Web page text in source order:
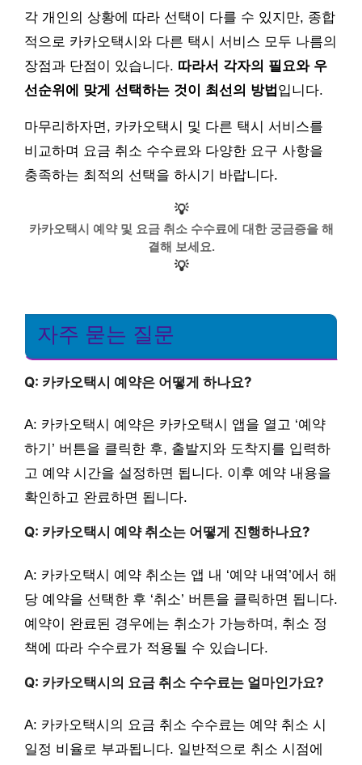
각 개인의 상황에 따라 선택이 다를 수 있지만, 종합
적으로 카카오택시와 다른 택시 서비스 모두 나름의
장점과 단점이 있습니다. 따라서 각자의 필요와 우
선순위에 맞게 선택하는 것이 최선의 방법 입니다.
마무리하자면, 카카오택시 및 다른 택시 서비스를
비교하며 요금 취소 수수료와 다양한 요구 사항을
충족하는 최적의 선택을 하시기 바랍니다.
💡
카카오택시 예약 및 요금 취소 수수료에 대한 궁금증을 해
결해 보세요.
💡
자주 묻는 질문
Q: 카카오택시 예약은 어떻게 하나요?
A: 카카오택시 예약은 카카오택시 앱을 열고 ‘예약
하기’ 버튼을 클릭한 후, 출발지와 도착지를 입력하
고 예약 시간을 설정하면 됩니다. 이후 예약 내용을
확인하고 완료하면 됩니다.
Q: 카카오택시 예약 취소는 어떻게 진행하나요?
A: 카카오택시 예약 취소는 앱 내 ‘예약 내역’에서 해
당 예약을 선택한 후 ‘취소’ 버튼을 클릭하면 됩니다.
예약이 완료된 경우에는 취소가 가능하며, 취소 정
책에 따라 수수료가 적용될 수 있습니다.
Q: 카카오택시의 요금 취소 수수료는 얼마인가요?
A: 카카오택시의 요금 취소 수수료는 예약 취소 시
일정 비율로 부과됩니다. 일반적으로 취소 시점에